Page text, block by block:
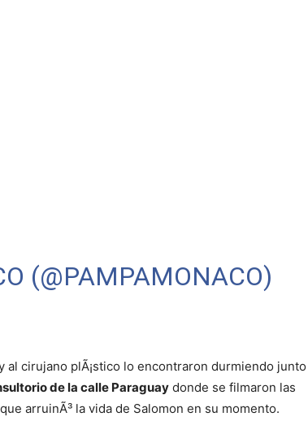
(@PAMPAMONACO)
al cirujano plÃ¡stico lo encontraron durmiendo junto
de la calle Paraguay donde se filmaron las
arruinÃ³ la vida de Salomon en su momento.